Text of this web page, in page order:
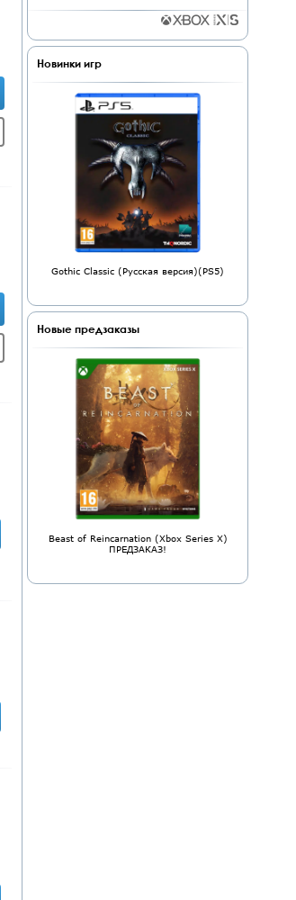
Новинки игр
Gothic Classic (Русская версия)(PS5)
Новые предзаказы
Beast of Reincarnation (Xbox Series X)
ПРЕДЗАКАЗ!